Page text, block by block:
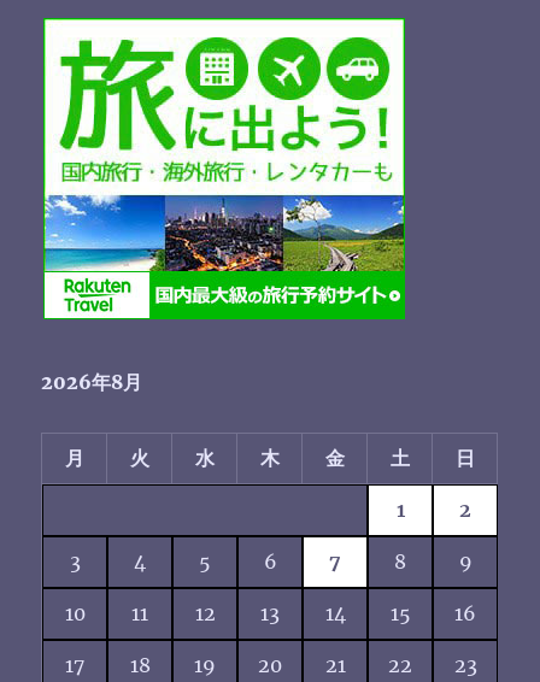
2026年8月
月 火 水 木 金 土 日
1 2
3 4 5 6 7 8 9
10 11 12 13 14 15 16
17 18 19 20 21 22 23